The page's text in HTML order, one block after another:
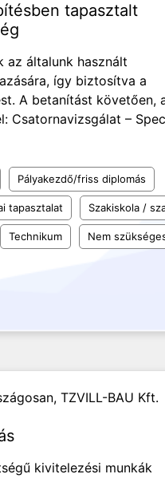
tapasztalt
az általunk használt
így biztosítva a
A betanítást követően,
Csatornavizsgálat –
Pályakezdő/friss diplomás
tapasztalat Szakiskola /
Technikum Nem
TZVILL-BAU Kft.
kivitelezési munkák